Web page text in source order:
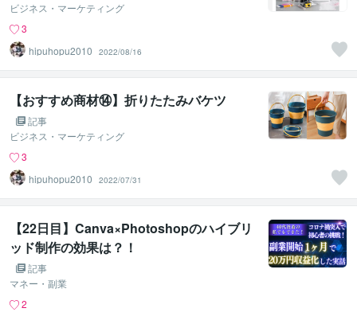
ビジネス・マーケティング
3
hipuhopu2010
2022/08/16
【おすすめ商材⑭】折りたたみバケツ
記事
ビジネス・マーケティング
3
hipuhopu2010
2022/07/31
【22日目】Canva×Photoshopのハイブリ
ッド制作の効果は？！
記事
マネー・副業
2